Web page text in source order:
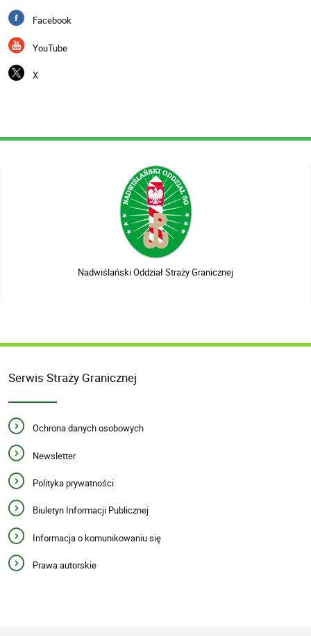
Facebook
YouTube
X
Nadwiślański Oddział Straży Granicznej
Serwis Straży Granicznej
Ochrona danych osobowych
Newsletter
Polityka prywatności
Biuletyn Informacji Publicznej
Informacja o komunikowaniu się
Prawa autorskie